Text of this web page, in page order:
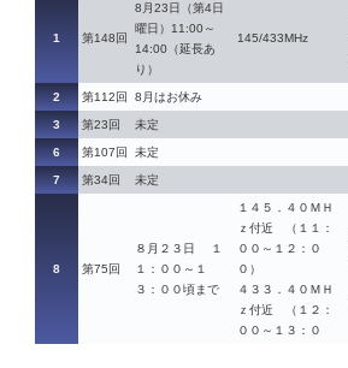
1 第148回
8月23日（第4日
曜日）11:00～
14:00（延長あ
り）
145/433MHz
2 第112回 8月はお休み
3 第23回 未定
6 第107回 未定
7 第34回 未定
8 第75回
８月２３日 １
１：００～１
３：００頃まで
１４５．４０ＭＨ
ｚ付近 （１１：
００～１２：０
０）
４３３．４０ＭＨ
ｚ付近 （１２：
００～１３：０